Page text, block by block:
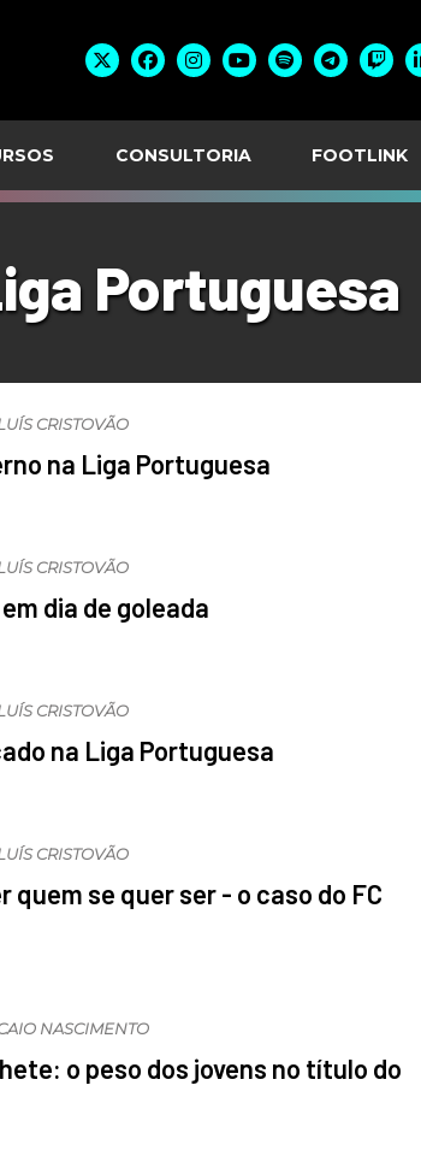
CONSULTORIA FOOTLINK
Portuguesa
CRISTOVÃO
na Liga Portuguesa
CRISTOVÃO
dia de goleada
CRISTOVÃO
na Liga Portuguesa
CRISTOVÃO
quem se quer ser - o caso do FC
NASCIMENTO
o peso dos jovens no título do